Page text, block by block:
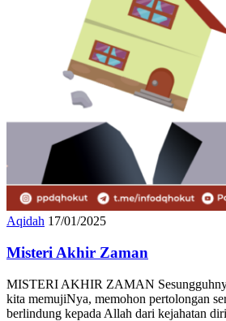
Aqidah 17/01/2025
kita memujiNya, memohon pertolongan
berlindung kepada Allah dari kejahatan diri
amal kita. Barangsiapa yang ditunjuki